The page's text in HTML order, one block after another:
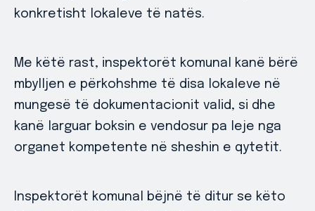
konkretisht lokaleve të natës.
Me këtë rast, inspektorët komunal kanë bërë
mbylljen e përkohshme të disa lokaleve në
mungesë të dokumentacionit valid, si dhe
kanë larguar boksin e vendosur pa leje nga
organet kompetente në sheshin e qytetit.
Inspektorët komunal bëjnë të ditur se këto